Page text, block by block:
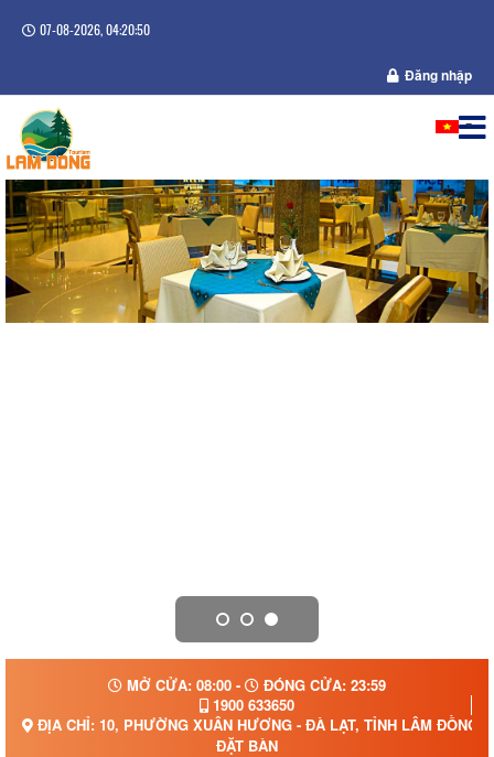
07-08-2026, 04:20:50
Đăng nhập
MỞ CỬA: 08:00 -
ĐÓNG CỬA: 23:59
1900 633650
ĐỊA CHỈ: 10, PHƯỜNG XUÂN HƯƠNG - ĐÀ LẠT, TỈNH LÂM ĐỒNG
ĐẶT BÀN